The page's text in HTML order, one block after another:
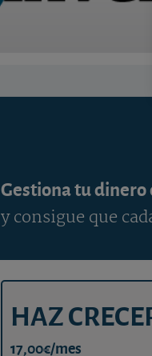
Gestiona tu
y consigue que
HAZ
17,00€/mes